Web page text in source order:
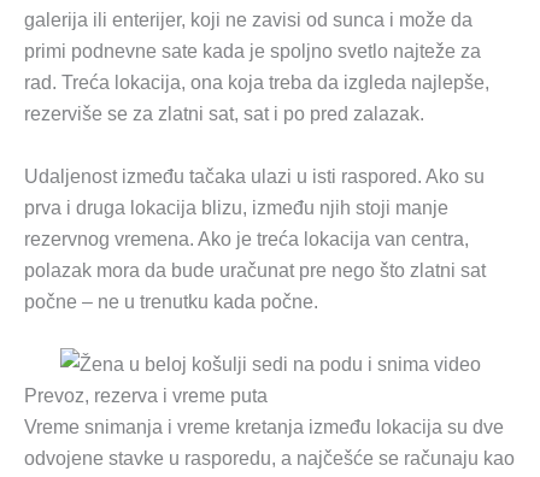
galerija ili enterijer, koji ne zavisi od sunca i može da
primi podnevne sate kada je spoljno svetlo najteže za
rad. Treća lokacija, ona koja treba da izgleda najlepše,
rezerviše se za zlatni sat, sat i po pred zalazak.
Udaljenost između tačaka ulazi u isti raspored. Ako su
prva i druga lokacija blizu, između njih stoji manje
rezervnog vremena. Ako je treća lokacija van centra,
polazak mora da bude uračunat pre nego što zlatni sat
počne – ne u trenutku kada počne.
Prevoz, rezerva i vreme puta
Vreme snimanja i vreme kretanja između lokacija su dve
odvojene stavke u rasporedu, a najčešće se računaju kao